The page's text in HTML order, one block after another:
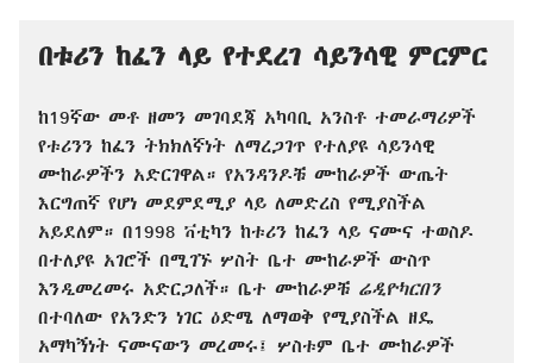
በቱሪን ከፈን ላይ የተደረገ ሳይንሳዊ ምርምር
ከ19ኛው መቶ ዘመን መገባደጃ አካባቢ አንስቶ ተመራማሪዎች
የቱሪንን ከፈን ትክክለኛነት ለማረጋገጥ የተለያዩ ሳይንሳዊ
ሙከራዎችን አድርገዋል። የአንዳንዶቹ ሙከራዎች ውጤት
እርግጠኛ የሆነ መደምደሚያ ላይ ለመድረስ የሚያስችል
አይደለም። በ1998 ቫቲካን ከቱሪን ከፈን ላይ ናሙና ተወስዶ
በተለያዩ አገሮች በሚገኙ ሦስት ቤተ ሙከራዎች ውስጥ
እንዲመረመሩ አድርጋለች። ቤተ ሙከራዎቹ ሬዲዮካርበን
በተባለው የአንድን ነገር ዕድሜ ለማወቅ የሚያስችል ዘዴ
አማካኝነት ናሙናውን መረመሩ፤ ሦስቱም ቤተ ሙከራዎች